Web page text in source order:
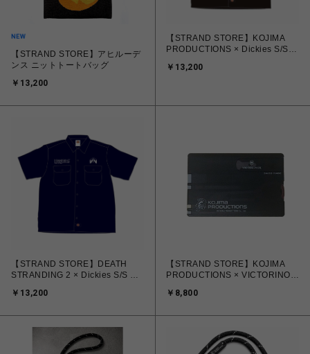
【STRAND STORE】アヒルーデ
ンス ニットトートバッグ
￥13,200
【STRAND STORE】KOJIMA
PRODUCTIONS × Dickies S/S
￥13,200
【STRAND STORE】DEATH
STRANDING 2 × Dickies S/S ワ
￥13,200
【STRAND STORE】KOJIMA
PRODUCTIONS × VICTORINOX
￥8,800